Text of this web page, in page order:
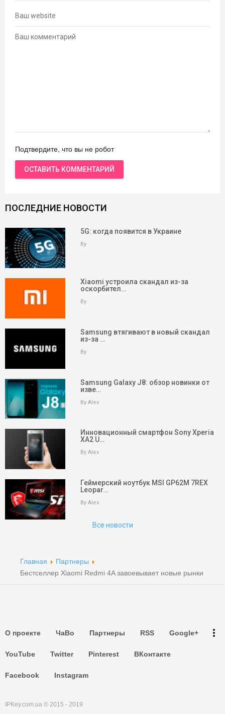
Подтвердите, что вы не робот
ПОСЛЕДНИЕ НОВОСТИ
5G: когда появится в Украине
By
Xiaomi устроила скандал из-за
оскорбител…
By
Samsung втягивают в новый скандал
из-за …
By
Samsung Galaxy J8: обзор новинки от
изве…
By Alex
Инновационный смартфон Sony Xperia
XA2 U…
By Alex
Геймерский ноутбук MSI GP62M 7REX
Leopar…
By Alex
Все новости
Главная
Партнеры
Бестселлер Xiaomi Redmi 4A завоевывает новые рынки
О проекте ЧаВо Партнеры RSS Google+
YouTube Twitter Pinterest ВКонтакте
Facebook Instagram
more_vert
На главную
Партнеры
Партнеры
IPKey.com.ua © 2015 - 2019